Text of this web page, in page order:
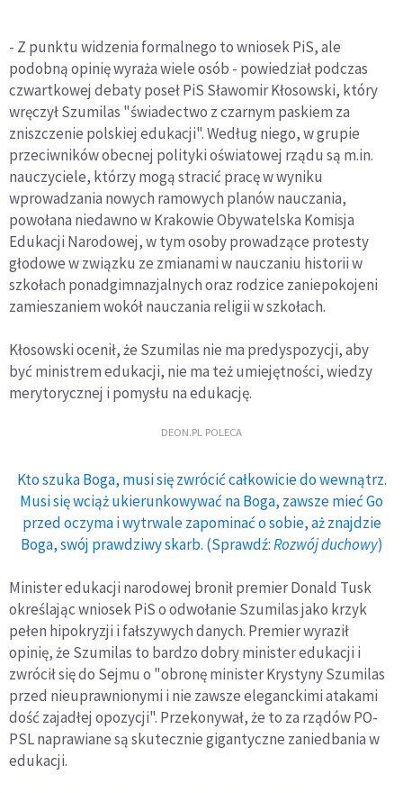
- Z punktu widzenia formalnego to wniosek PiS, ale
podobną opinię wyraża wiele osób - powiedział podczas
czwartkowej debaty poseł PiS Sławomir Kłosowski, który
wręczył Szumilas "świadectwo z czarnym paskiem za
zniszczenie polskiej edukacji". Według niego, w grupie
przeciwników obecnej polityki oświatowej rządu są m.in.
nauczyciele, którzy mogą stracić pracę w wyniku
wprowadzania nowych ramowych planów nauczania,
powołana niedawno w Krakowie Obywatelska Komisja
Edukacji Narodowej, w tym osoby prowadzące protesty
głodowe w związku ze zmianami w nauczaniu historii w
szkołach ponadgimnazjalnych oraz rodzice zaniepokojeni
zamieszaniem wokół nauczania religii w szkołach.
Kłosowski ocenił, że Szumilas nie ma predyspozycji, aby
być ministrem edukacji, nie ma też umiejętności, wiedzy
merytorycznej i pomysłu na edukację.
DEON.PL POLECA
Kto szuka Boga, musi się zwrócić całkowicie do wewnątrz.
Musi się wciąż ukierunkowywać na Boga, zawsze mieć Go
przed oczyma i wytrwale zapominać o sobie, aż znajdzie
Boga, swój prawdziwy skarb. (Sprawdź:Rozwój duchowy)
Minister edukacji narodowej bronił premier Donald Tusk
określając wniosek PiS o odwołanie Szumilas jako krzyk
pełen hipokryzji i fałszywych danych. Premier wyraził
opinię, że Szumilas to bardzo dobry minister edukacji i
zwrócił się do Sejmu o "obronę minister Krystyny Szumilas
przed nieuprawnionymi i nie zawsze eleganckimi atakami
dość zajadłej opozycji". Przekonywał, że to za rządów PO-
PSL naprawiane są skutecznie gigantyczne zaniedbania w
edukacji.